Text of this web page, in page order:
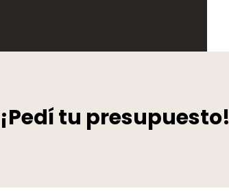
¡Pedí tu presupuesto!